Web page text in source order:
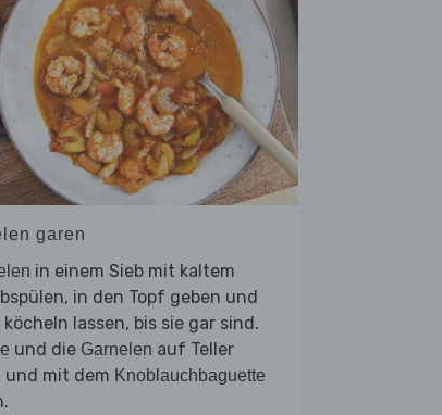
garen
in einem Sieb mit kaltem
in den Topf geben und
köcheln lassen, bis sie gar sind.
und die Garnelen auf Teller
mit dem Knoblauchbaguette